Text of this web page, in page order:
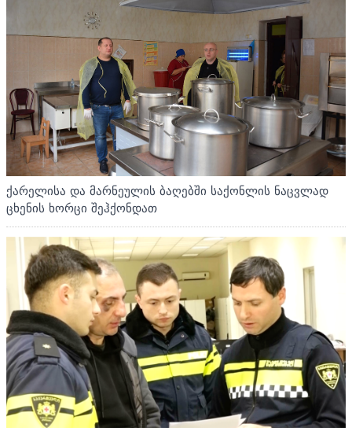
ქარელისა და მარნეულის ბაღებში საქონლის ნაცვლად
ცხენის ხორცი შეჰქონდათ